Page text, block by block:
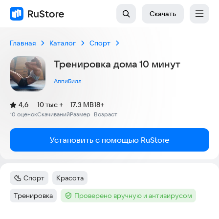
Скачать
Главная Каталог Спорт
Тренировка дома 10 минут
АппиБилл
Рейтинг:
4,6
(
10 оценок
)
Скачиваний
10 тыс +
Размер
17.3 MB
Возраст
18+
Установить с помощью RuStore
Категория
Спорт Тег:
Красота
Тег:
Тренировка Тег :Проверено вручную и антивирусом